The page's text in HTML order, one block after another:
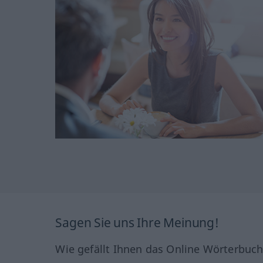
Sagen Sie uns Ihre Meinung!
Wie gefällt Ihnen das Online